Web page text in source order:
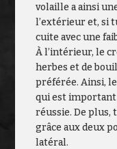
volaille a ainsi
l’extérieur et, si
cuite avec une
À l’intérieur, le
herbes et de
préférée. Ainsi,
qui est important
réussie. De
grâce aux deux
latéral.